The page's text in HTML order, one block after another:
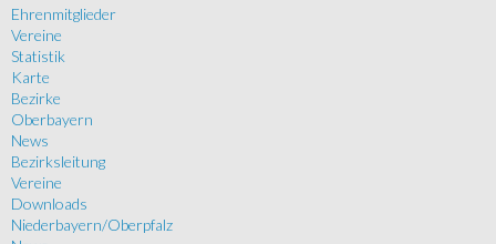
Ehrenmitglieder
Vereine
Statistik
Karte
Bezirke
Oberbayern
News
Bezirksleitung
Vereine
Downloads
Niederbayern/Oberpfalz